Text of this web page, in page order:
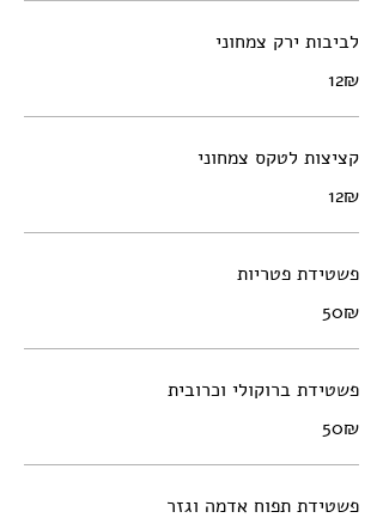
לביבות ירק צמחוני
‏12 ‏₪
קציצות לטקס צמחוני
‏12 ‏₪
פשטידת פטריות
‏50 ‏₪
פשטידת ברוקולי וכרובית
‏50 ‏₪
פשטידת תפוח אדמה וגזר